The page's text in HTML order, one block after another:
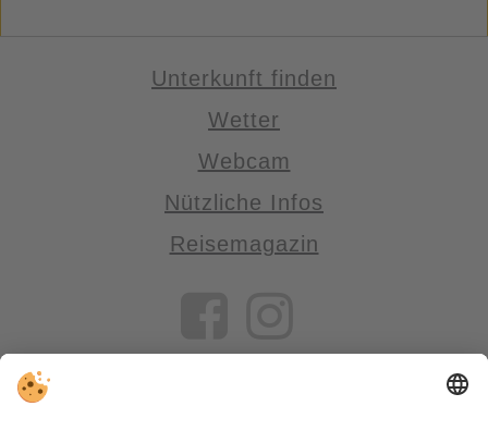
Unterkunft finden
Wetter
Webcam
Nützliche Infos
Reisemagazin